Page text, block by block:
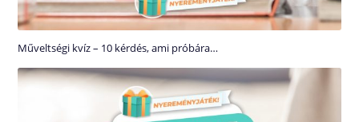
Műveltségi kvíz – 10 kérdés, ami próbára…